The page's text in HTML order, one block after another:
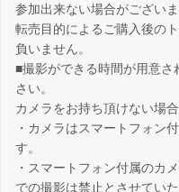
参加出来ない場合がございま
転売目的によるご購入後の
負いません。
■撮影ができる時間が用意
さい。
カメラをお持ち頂けない場
・カメラはスマートフォン
す。
・スマートフォン付属のカ
での撮影は禁止とさせていた